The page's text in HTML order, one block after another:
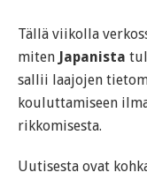
Tällä viikolla
miten Japanista
sallii laajojen
kouluttamiseen
rikkomisesta.
Uutisesta ovat